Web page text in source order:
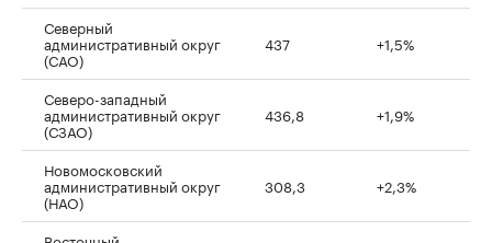
Северный
административный округ
(САО)
437 +1,5%
Северо-западный
административный округ
(СЗАО)
436,8 +1,9%
Новомосковский
административный округ
(НАО)
308,3 +2,3%